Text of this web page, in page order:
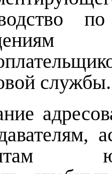
службы.